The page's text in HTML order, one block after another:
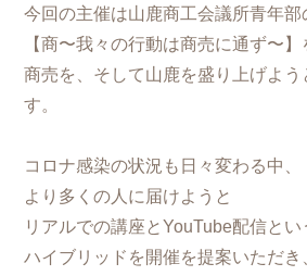
今回の主催は山鹿商工会議所青年部
【商〜我々の行動は商売に通ず〜
商売を、そして山鹿を盛り上げよう
す。
コロナ感染の状況も日々変わる中、
より多くの人に届けようと
リアルでの講座とYouTube配信とい
ハイブリッドを開催を提案いただき